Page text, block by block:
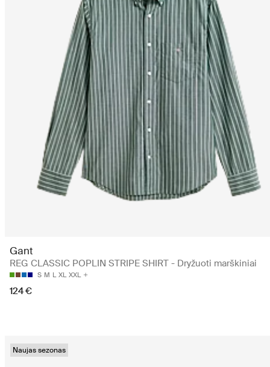
Gant
REG CLASSIC POPLIN STRIPE SHIRT - Dryžuoti marškiniai
S M L XL XXL
124 €
Naujas sezonas